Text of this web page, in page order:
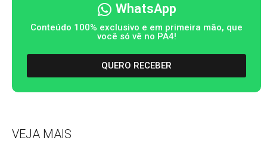
WhatsApp
Conteúdo 100% exclusivo e em primeira mão, que
você só vê no PA4!
QUERO RECEBER
VEJA MAIS